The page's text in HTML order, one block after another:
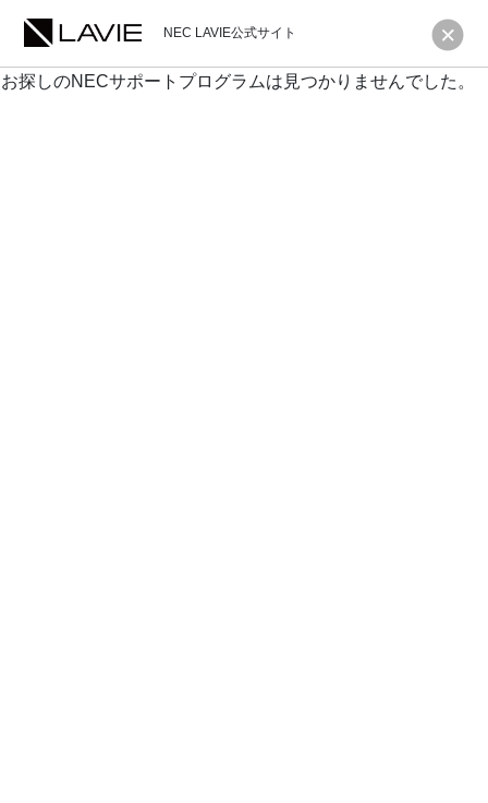
NEC LAVIE公式サイト
お探しのNECサポートプログラムは見つかりませんでした。